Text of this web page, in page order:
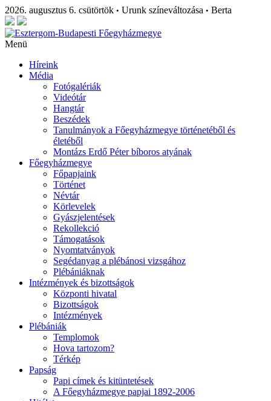
2026. augusztus 6. csütörtök • Urunk színeváltozása • Berta
Menü
Híreink
Média
Fotógalériák
Videótár
Hangtár
Beszédek
Tanulmányok a Főegyházmegye történetéből és
életéből
Montázs Erdő Péter bíboros atyának
Főegyházmegye
Főpapjaink
Történet
Névtár
Körlevelek
Gyászjelentések
Rekollekció
Támogatások
Nyomtatványok
Segédanyag a plébánosi vizsgához
Plébániáknak
Intézmények és bizottságok
Központi hivatal
Bizottságok
Intézmények
Plébániák
Templomok
Hova tartozom?
Térkép
Papság
Papi címek és kitüntetések
A Főegyházmegye papjai 1892-2006